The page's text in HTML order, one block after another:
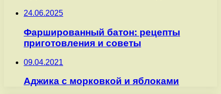
24.06.2025
Фаршированный батон: рецепты
приготовления и советы
09.04.2021
Аджика с морковкой и яблоками